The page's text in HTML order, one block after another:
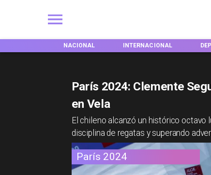
INTERNACIONAL DEPORTES
París 2024
París 2024: Clemente
en Vela
​El chileno alcanzó un histórico octavo
disciplina de regatas y superando